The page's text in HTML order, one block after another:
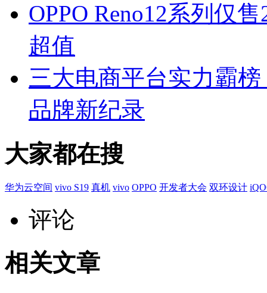
OPPO Reno12系列仅
超值
三大电商平台实力霸
品牌新纪录
大家都在搜
华为云空间 vivo S19 真机 vivo OPPO 开发者大会 双环设计
评论
相关文章